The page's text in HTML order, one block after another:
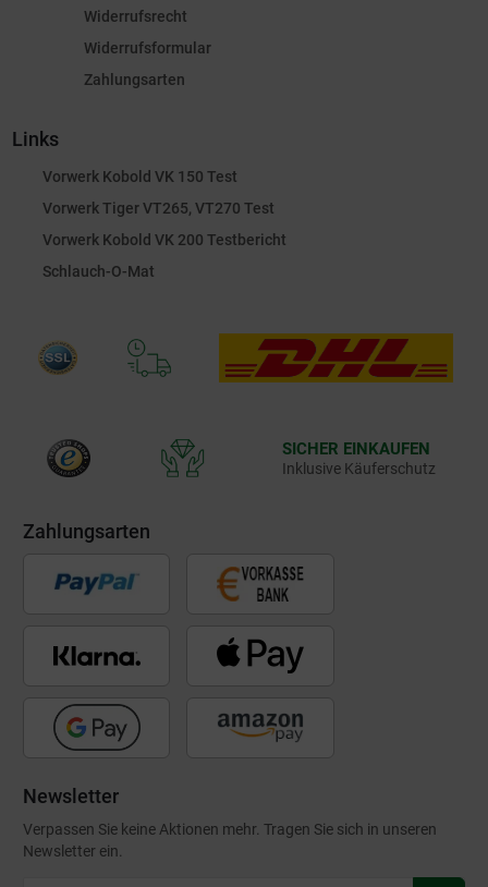
Widerrufsrecht
Widerrufsformular
Zahlungsarten
Links
Vorwerk Kobold VK 150 Test
Vorwerk Tiger VT265, VT270 Test
Vorwerk Kobold VK 200 Testbericht
Schlauch-O-Mat
SICHER EINKAUFEN
Inklusive Käuferschutz
Zahlungsarten
Newsletter
Verpassen Sie keine Aktionen mehr. Tragen Sie sich in unseren
Newsletter ein.